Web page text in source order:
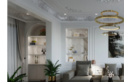
Gia Decor – giúp bạn sáng […]